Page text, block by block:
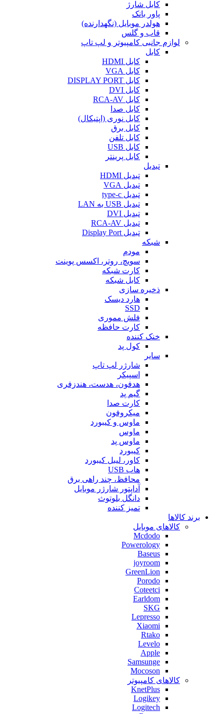
کابل شارژ
پاور بانک
هولدر موبایل (نگهدارنده)
قاب و گلس
لوازم جانبی کامپیوتر و لپ تاپ
کابل
کابل HDMI
کابل VGA
کابل DISPLAY PORT
کابل DVI
کابل RCA-AV
کابل صدا
کابل نوری (اپتیکال)
کابل برق
کابل تلفن
کابل USB
کابل پرینتر
تبدیل
تبدیل HDMI
تبدیل VGA
تبدیل type-c
تبدیل USB به LAN
تبدیل DVI
تبدیل RCA-AV
تبدیل Display Port
شبکه
مودم
سویچ، روتر، اکسس پوینت
کارت شبکه
کابل شبکه
ذخیره سازی
هارد دیسک
SSD
فلش مموری
کارت حافظه
خنک کننده
کول پد
سایر
شارژر لپ تاپ
اسپیکر
هدفون، هدست، هندزفری
گیم پد
کارت صدا
میکروفون
ماوس و کیبورد
ماوس
ماوس پد
کیبورد
کاور، لیبل کیبورد
هاب USB
محافظ، چند راهی برق
آداپتور شارژر موبایل
دانگل بلوتوث
تمیز کننده
برند کالاها
کالاهای موبایل
Mcdodo
Powerology
Baseus
joyroom
GreenLion
Porodo
Coteetci
Earldom
SKG
Lepresso
Xiaomi
Rtako
Levelo
Apple
Samsunge
Mocoson
کالاهای کامپیوتر
KnetPlus
Logikey
Logitech